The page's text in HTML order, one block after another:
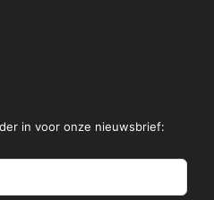
in voor onze nieuwsbrief: